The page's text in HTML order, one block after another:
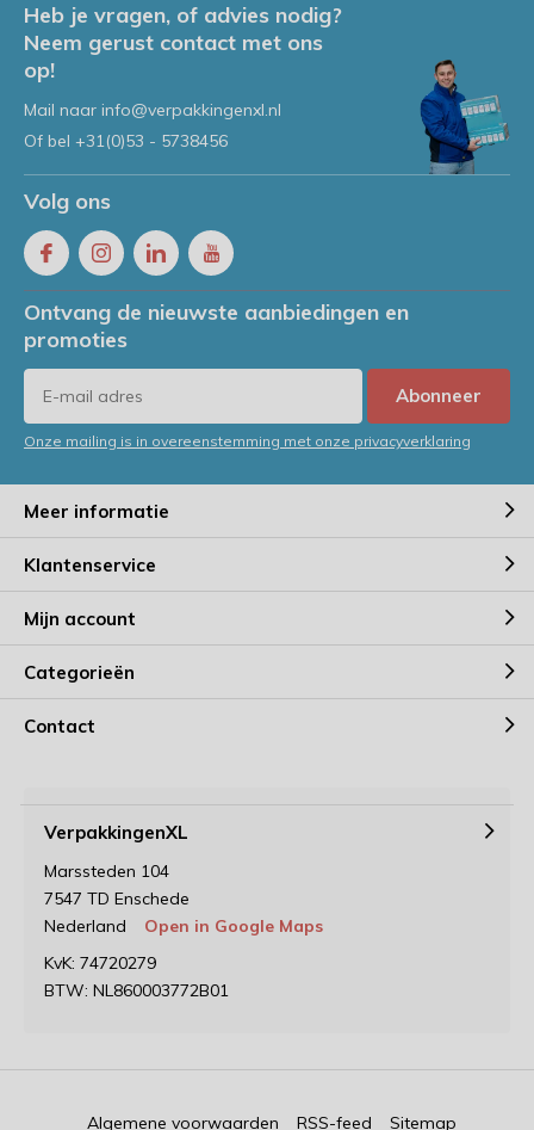
Heb je vragen, of advies nodig?
Neem gerust contact met ons
op!
Mail naar info@verpakkingenxl.nl
Of bel +31(0)53 - 5738456
Volg ons
Ontvang de nieuwste aanbiedingen en
promoties
Abonneer
Onze mailing is in overeenstemming met onze privacyverklaring
Meer informatie
Klantenservice
Mijn account
Categorieën
Contact
VerpakkingenXL
Marssteden 104
7547 TD Enschede
Nederland
Open in Google Maps
KvK: 74720279
BTW: NL860003772B01
Algemene voorwaarden RSS-feed Sitemap